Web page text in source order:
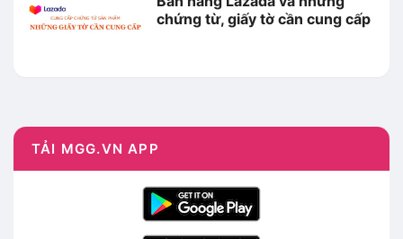
chứng từ, giấy tờ cần cung cấp
TẢI MGG.VN APP